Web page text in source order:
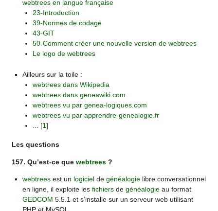
webtrees en langue française
23-Introduction
39-Normes de codage
43-GIT
50-Comment créer une nouvelle version de webtrees
Le logo de webtrees
Ailleurs sur la toile :
webtrees dans Wikipedia
webtrees dans geneawiki.com
webtrees vu par genea-logiques.com
webtrees vu par apprendre-genealogie.fr
[1]
Les questions
157. Qu’est-ce quewebtrees ?
webtreesest un logicielde généalogielibre conversationnel
en ligne, il exploite les fichiersde généalogieau format
GEDCOM 5.5.1 et s’installe sur un serveur web utilisant